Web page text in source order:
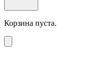
Корзина пуста.